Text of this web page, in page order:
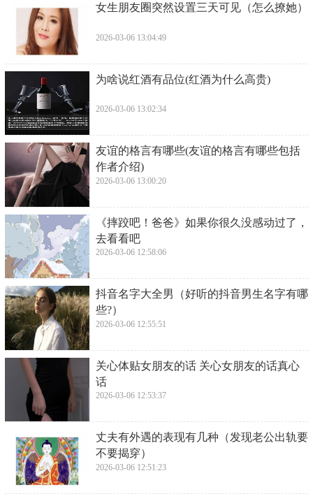
​女生朋友圈突然设置三天可见（怎么撩她）
2026-03-06 13:04:49
​为啥说红酒有品位(红酒为什么高贵)
2026-03-06 13:02:34
​友谊的格言有哪些(友谊的格言有哪些包括
作者介绍)
2026-03-06 13:00:20
​《摔跤吧！爸爸》如果你很久没感动过了，
去看看吧
2026-03-06 12:58:06
​抖音名字大全男（好听的抖音男生名字有哪
些?）
2026-03-06 12:55:51
​关心体贴女朋友的话 关心女朋友的话真心
话
2026-03-06 12:53:37
​丈夫有外遇的表现有几种（发现老公出轨要
不要揭穿）
2026-03-06 12:51:23